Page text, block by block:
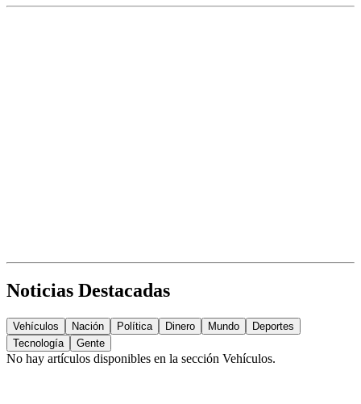
Noticias Destacadas
Vehículos Nación Política Dinero Mundo
Deportes
Tecnología
Gente
No hay artículos disponibles en la sección Vehículos.